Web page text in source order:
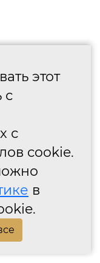
этот
с
с
cookie.
в